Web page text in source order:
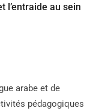
l’entraide au sein
arabe et de
pédagogiques